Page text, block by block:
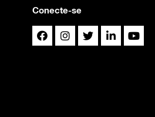
Conecte-se